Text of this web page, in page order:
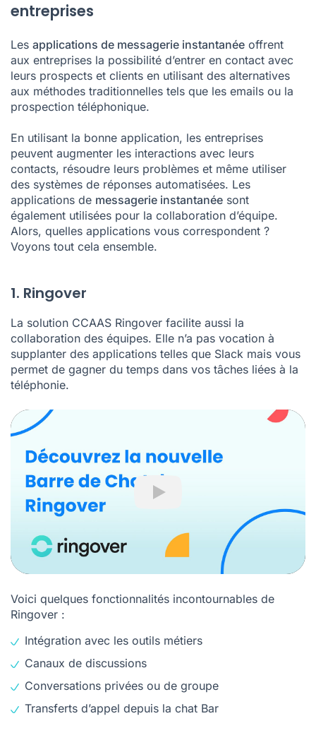
entreprises
Les applications de messagerie instantanée offrent
aux entreprises la possibilité d’entrer en contact avec
leurs prospects et clients en utilisant des alternatives
aux méthodes traditionnelles tels que les emails ou la
prospection téléphonique.
En utilisant la bonne application, les entreprises
peuvent augmenter les interactions avec leurs
contacts, résoudre leurs problèmes et même utiliser
des systèmes de réponses automatisées. Les
applications de messagerie instantanée sont
également utilisées pour la collaboration d’équipe.
Alors, quelles applications vous correspondent ?
Voyons tout cela ensemble.
1. Ringover
La solution CCAAS Ringover facilite aussi la
collaboration des équipes. Elle n’a pas vocation à
supplanter des applications telles que Slack mais vous
permet de gagner du temps dans vos tâches liées à la
téléphonie.
Play
Voici quelques fonctionnalités incontournables de
Ringover :
Intégration avec les outils métiers
Canaux de discussions
Conversations privées ou de groupe
Transferts d’appel depuis la chat Bar